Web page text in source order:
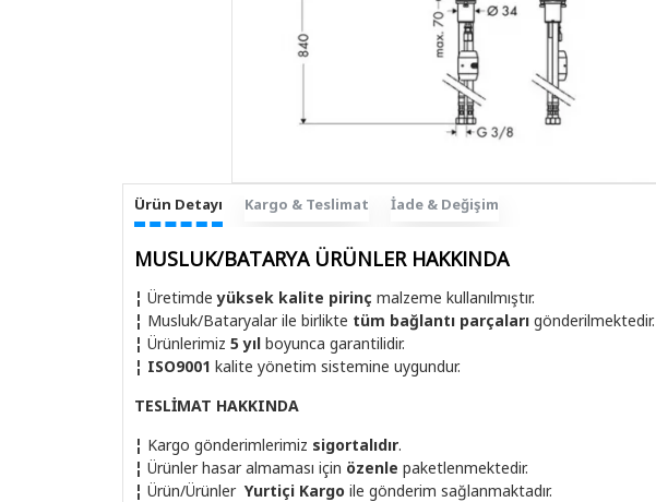
Ürün Detayı Kargo & Teslimat İade & Değişim
MUSLUK/BATARYA ÜRÜNLER HAKKINDA
¦ Üretimdeyüksek kalite pirinç malzeme kullanılmıştır.
¦ Musluk/Bataryalar ile birlikte tüm bağlantı parçaları gönderilmektedir.
¦ Ürünlerimiz 5 yıl boyunca garantilidir.
¦ ISO9001 kalite yönetim sistemine uygundur.
TESLİMAT HAKKINDA
¦ Kargo gönderimlerimiz sigortalıdır.
¦ Ürünler hasar almaması için özenle paketlenmektedir.
¦ Ürün/Ürünler Yurtiçi Kargo ile gönderim sağlanmaktadır.